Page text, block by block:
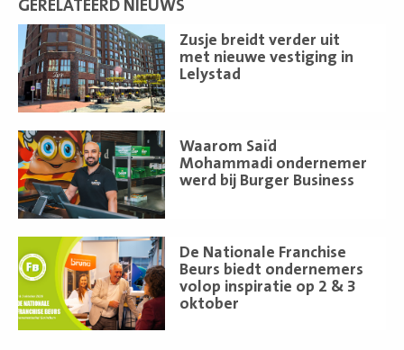
GERELATEERD NIEUWS
Zusje breidt verder uit
met nieuwe vestiging in
Lelystad
Lees
meer
Waarom Saïd
Mohammadi ondernemer
werd bij Burger Business
Lees
meer
De Nationale Franchise
Beurs biedt ondernemers
volop inspiratie op 2 & 3
oktober
meer